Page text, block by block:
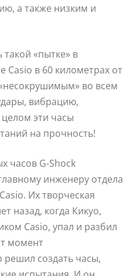
а также низким и
такой «пытке» в
Casio в 60 километрах от
во всем
вибрацию,
эти часы
на прочность!
часов G-Shock
инженеру отдела
Их творческая
назад, когда Кикуо,
Casio, упал и разбил
момент
создать часы,